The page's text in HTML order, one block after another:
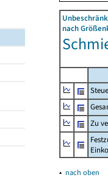
nach
Zu
▴ nach oben